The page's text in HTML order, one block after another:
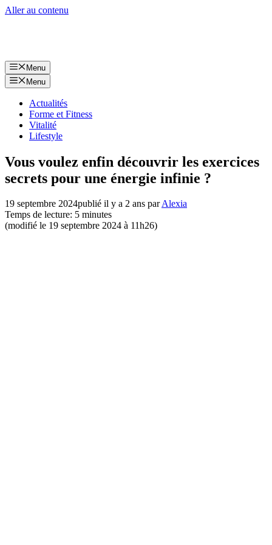
Aller au contenu
Menu
Menu
Actualités
Forme et Fitness
Vitalité
Lifestyle
Vous voulez enfin découvrir les exercices
secrets pour une énergie infinie ?
19 septembre 2024publié il y a 2 ans parAlexia
Temps de lecture: 5 minutes
(modifié le 19 septembre 2024 à 11h26)